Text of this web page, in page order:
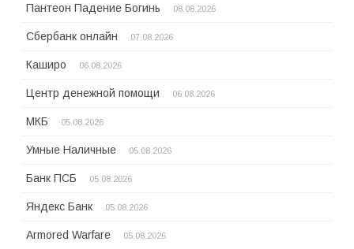
Пантеон Падение Богинь 08.08.2026
Сбербанк онлайн 07.08.2026
Каширо 06.08.2026
Центр денежной помощи 06.08.2026
МКБ 05.08.2026
Умные Наличные 05.08.2026
Банк ПСБ 05.08.2026
Яндекс Банк 05.08.2026
Armored Warfare 05.08.2026